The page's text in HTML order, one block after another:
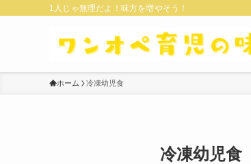
1人じゃ無理だよ！味方を増やそう！
ホーム 冷凍幼児食
冷凍幼児食